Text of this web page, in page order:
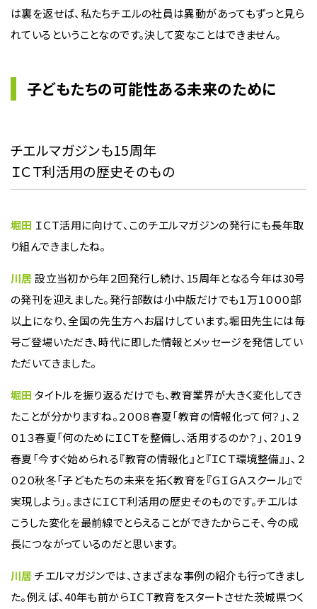
は裏を返せば、私たちチエルの社員は異動があってもずっと見ら
れているということなのです。決して変なことはできません。
子どもたちの可能性ある未来のために
チエルマガジンも15周年
ＩＣＴ利活用の歴史そのもの
堀田 ＩＣＴ活用に向けて、このチエルマガジンの発行にも長年取
り組んできましたね。
川居設立当初から年２回発行し続け、15周年となる今年は30号
の発刊を迎えました。発行部数は小中版だけでも１万１０００部
以上になり、全国の先生方へお届けしています。堀田先生には毎
号ご登場いただき、時代に即した情報とメッセージを発信してい
ただいてきました。
堀田タイトルを振り返るだけでも、教育業界が大きく変化してき
たことが分かりますね。２００８春夏「教育の情報化って何？」、２
０１３春夏「何のためにＩＣＴを整備し、活用するのか？」、２０１９
春夏「今すぐ始められる『教育の情報化』と『ＩＣＴ環境整備』」、２
０２０秋冬「子どもたちの未来を拓く教育を『ＧＩＧＡスクール』で
実現しよう」――。まさにＩＣＴ利活用の歴史そのものです。チエルは
こうした変化を最前線でとらえることができたからこそ、今の成
長につながっているのだと思います。
川居チエルマガジンでは、さまざまな事例の紹介も行ってきまし
た。例えば、40年も前からＩＣＴ教育をスタートさせた茨城県つく